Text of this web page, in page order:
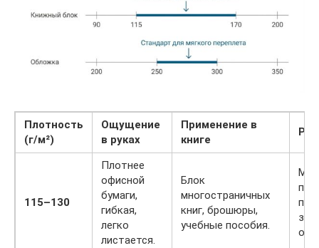
Плотность
(г/м²)
Ощущение
в руках
Применение в
книге
115–130
Плотнее
офисной
бумаги,
гибкая,
легко
листается.
Блок
многостраничных
книг, брошюры,
учебные пособия.
при